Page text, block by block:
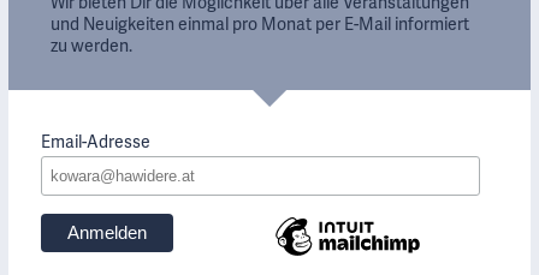
und Neuigkeiten einmal pro Monat per E-Mail informiert
zu werden.
Email-Adresse